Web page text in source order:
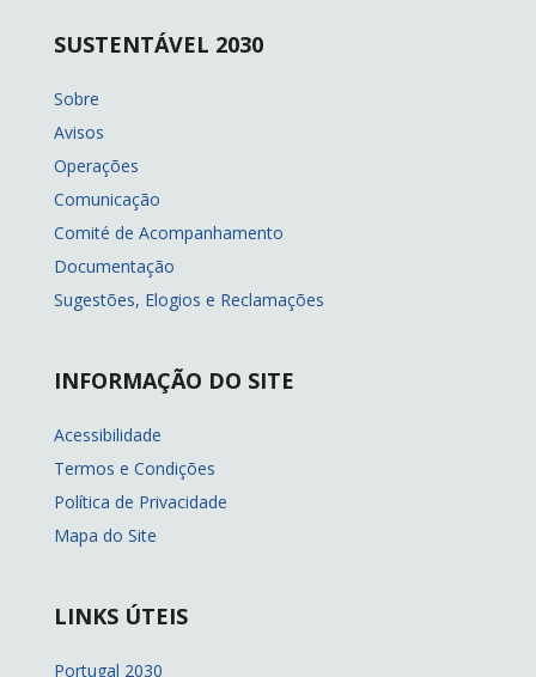
SUSTENTÁVEL 2030
Sobre
Avisos
Operações
Comunicação
Comité de Acompanhamento
Documentação
Sugestões, Elogios e Reclamações
INFORMAÇÃO DO SITE
Acessibilidade
Termos e Condições
Política de Privacidade
Mapa do Site
LINKS ÚTEIS
Portugal 2030